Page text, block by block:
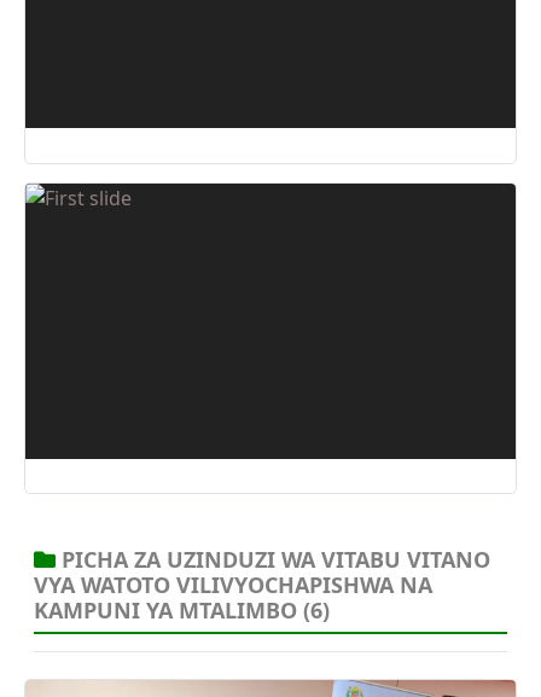
PICHA ZA UZINDUZI WA VITABU VITANO
VYA WATOTO VILIVYOCHAPISHWA NA
KAMPUNI YA MTALIMBO(6)